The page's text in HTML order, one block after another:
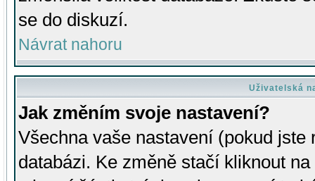
se do diskuzí.
Návrat nahoru
Uživatelská
Jak změním svoje nastavení?
Všechna vaše nastavení (pokud
databázi. Ke změně stačí kliknout